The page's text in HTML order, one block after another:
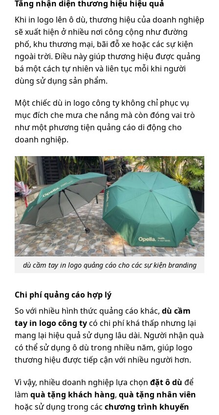
Tăng nhận diện thương hiệu hiệu quả
Khi in logo lên ô dù, thương hiệu của doanh nghiệp
sẽ xuất hiện ở nhiều nơi công cộng như đường
phố, khu thương mại, bãi đỗ xe hoặc các sự kiện
ngoài trời. Điều này giúp thương hiệu được quảng
bá một cách tự nhiên và liên tục mỗi khi người
dùng sử dụng sản phẩm.
Một chiếc dù in logo công ty không chỉ phục vụ
mục đích che mưa che nắng mà còn đóng vai trò
như một phương tiện quảng cáo di động cho
doanh nghiệp.
dù cầm tay in logo quảng cáo cho các sự kiện branding
Chi phí quảng cáo hợp lý
So với nhiều hình thức quảng cáo khác, dù cầm
tay in logo công tycó chi phí khá thấp nhưng lại
mang lại hiệu quả sử dụng lâu dài. Người nhận quà
có thể sử dụng ô dù trong nhiều năm, giúp logo
thương hiệu được tiếp cận với nhiều người hơn.
Vì vậy, nhiều doanh nghiệp lựa chọn đặt ô dù để
làm quà tặng khách hàng, quà tặng nhân viên
hoặc sử dụng trong các chương trình khuyến